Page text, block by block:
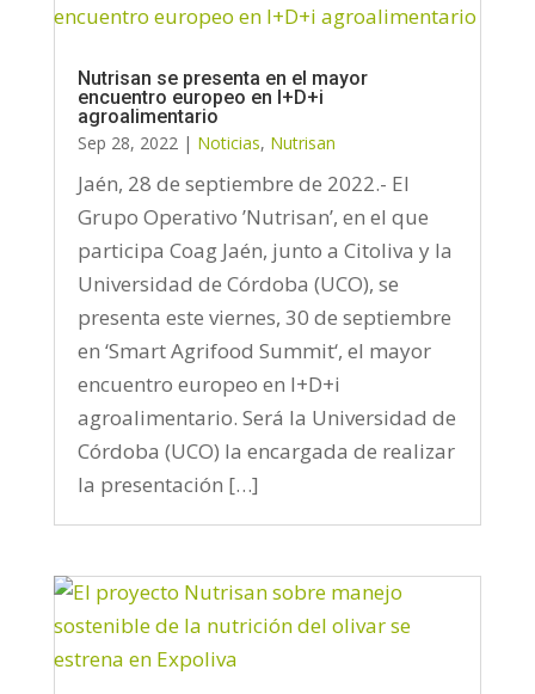
Nutrisan se presenta en el mayor
encuentro europeo en I+D+i
agroalimentario
Sep 28, 2022| Noticias, Nutrisan
Jaén, 28 de septiembre de 2022.- El
Grupo Operativo ’Nutrisan’, en el que
participa Coag Jaén, junto a Citoliva y la
Universidad de Córdoba (UCO), se
presenta este viernes, 30 de septiembre
en ‘Smart Agrifood Summit‘, el mayor
encuentro europeo en I+D+i
agroalimentario. Será la Universidad de
Córdoba (UCO) la encargada de realizar
la presentación […]